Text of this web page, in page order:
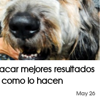
mejores resultados
lo hacen
May 26